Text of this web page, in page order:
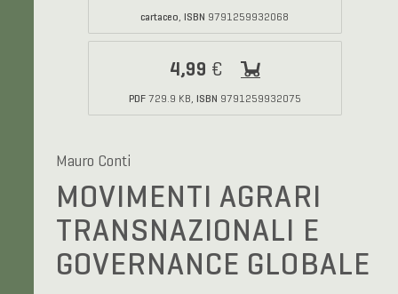
cartaceo, ISBN 9791259932068
4,99 €
PDF729.9 KB, ISBN 9791259932075
Mauro Conti
MOVIMENTI AGRARI
TRANSNAZIONALI E
GOVERNANCE GLOBALE